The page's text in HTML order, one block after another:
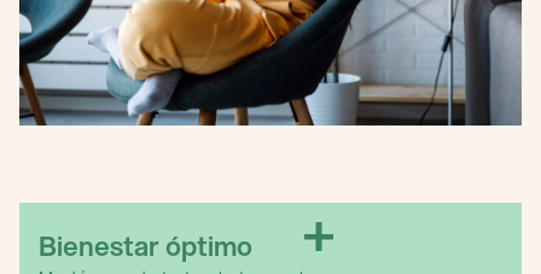
Bienestar óptimo